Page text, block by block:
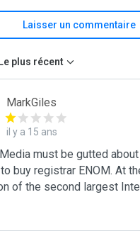
Laisser un commentaire
Le plus récent
MarkGiles
il y a 15 ans
must be gutted
buy registrar ENOM. At
of the second largest